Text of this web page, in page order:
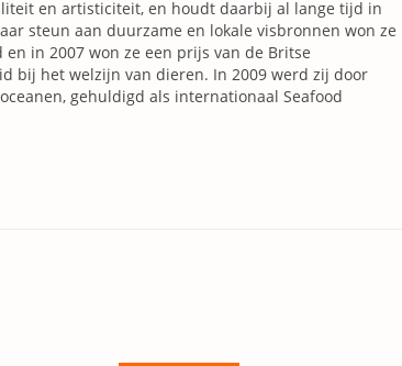
en artisticiteit, en houdt daarbij al lange tijd in
steun aan duurzame en lokale visbronnen won ze
in 2007 won ze een prijs van de Britse
bij het welzijn van dieren. In 2009 werd zij door
gehuldigd als internationaal Seafood